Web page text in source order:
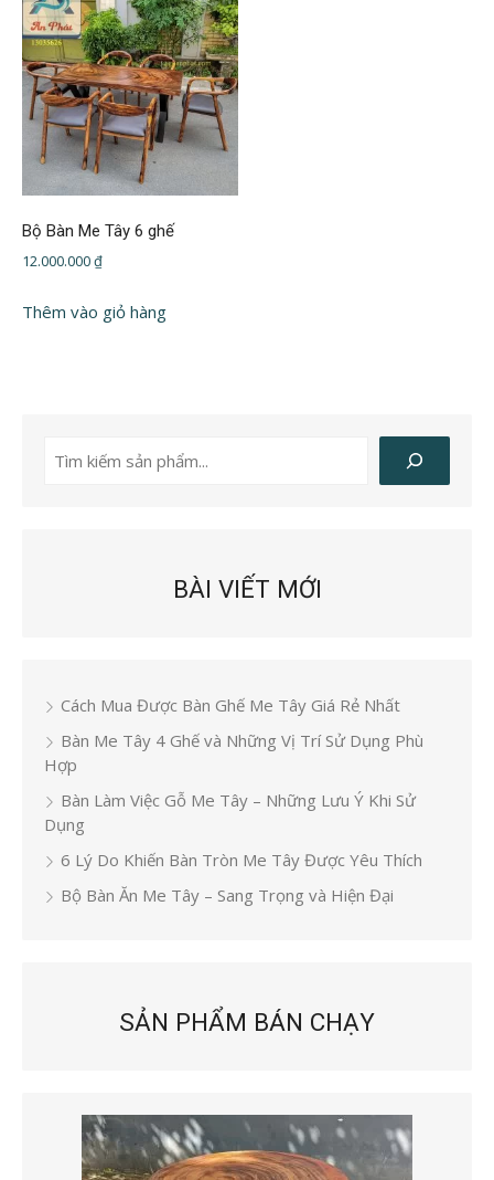
Bộ Bàn Me Tây 6 ghế
12.000.000₫
Thêm vào giỏ hàng
BÀI VIẾT MỚI
Cách Mua Được Bàn Ghế Me Tây Giá Rẻ Nhất
Bàn Me Tây 4 Ghế và Những Vị Trí Sử Dụng Phù
Hợp
Bàn Làm Việc Gỗ Me Tây – Những Lưu Ý Khi Sử
Dụng
6 Lý Do Khiến Bàn Tròn Me Tây Được Yêu Thích
Bộ Bàn Ăn Me Tây – Sang Trọng và Hiện Đại
SẢN PHẨM BÁN CHẠY